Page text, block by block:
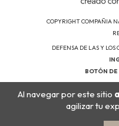
Al navegar por este sitio
agilizar tu
COPYRIGHT COMPAÑIA
DEFENSA DE LAS Y LOS
BOTÓN